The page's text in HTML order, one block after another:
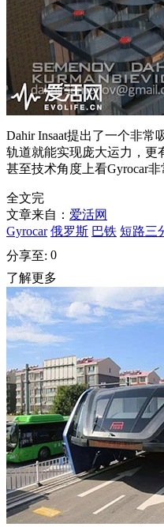
Dahir Insaat提出了一个非常
轨道就能实现庞大运力，更
甚至技术角度上看Gyrocar
全文完
文章来自： 爱活网
Gyrocar 俄罗斯 巴铁 短路三
分享至: 0
了解更多